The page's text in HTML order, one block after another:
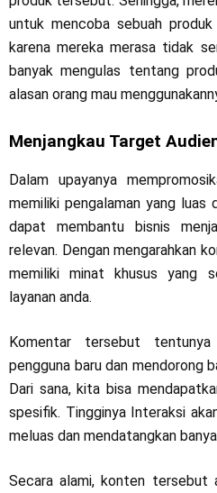
untuk mencoba sebuah
karena mereka merasa tidak
banyak mengulas tentang
alasan orang mau
Menjangkau Target
Dalam upayanya
memiliki pengalaman yang luas
dapat membantu bisnis
relevan. Dengan mengarahkan
memiliki minat khusus yang
layanan anda.
Komentar tersebut
pengguna baru dan mendorong
Dari sana, kita bisa
spesifik. Tingginya Interaksi
meluas dan mendatangkan
Secara alami, konten tersebut